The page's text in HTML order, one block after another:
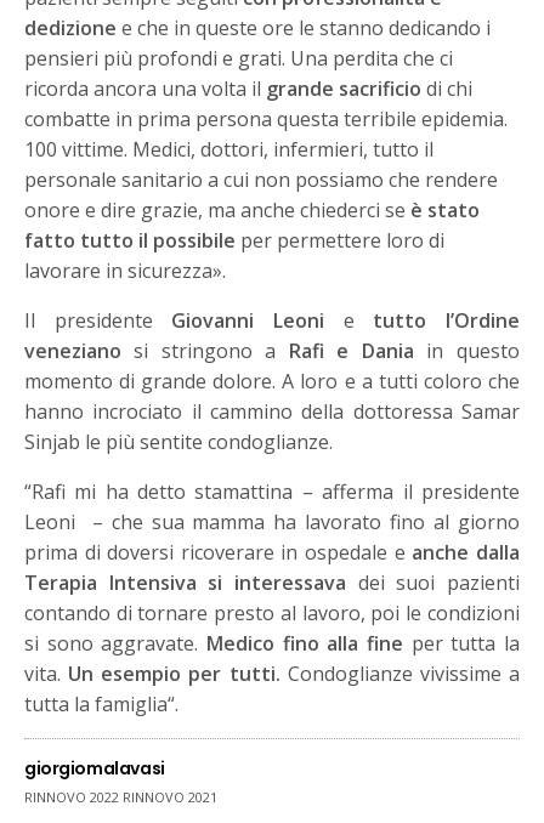
dedizione e che in queste ore le stanno dedicando i
pensieri più profondi e grati. Una perdita che ci
ricorda ancora una volta il grande sacrificio di chi
combatte in prima persona questa terribile epidemia.
100 vittime. Medici, dottori, infermieri, tutto il
personale sanitario a cui non possiamo che rendere
onore e dire grazie, ma anche chiederci se è stato
fatto tutto il possibile per permettere loro di
lavorare in sicurezza».
Il presidente Giovanni Leoni e tutto l’Ordine
veneziano si stringono a Rafi e Dania in questo
momento di grande dolore. A loro e a tutti coloro che
hanno incrociato il cammino della dottoressa Samar
Sinjab le più sentite condoglianze.
“Rafi mi ha detto stamattina – afferma il presidente
Leoni – che sua mamma ha lavorato fino al giorno
prima di doversi ricoverare in ospedale e anche dalla
Terapia Intensiva si interessava dei suoi pazienti
contando di tornare presto al lavoro, poi le condizioni
si sono aggravate. Medico fino alla fine per tutta la
vita. Un esempio per tutti. Condoglianze vivissime a
tutta la famiglia“.
giorgiomalavasi
RINNOVO 2022 RINNOVO 2021